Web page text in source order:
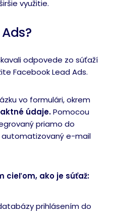
využitie.
odpovede zo súťaží
Facebook Lead Ads.
vo formulári, okrem
údaje.Pomocou
priamo do
e-mail
cieľom, ako je súťaž:
prihlásením do